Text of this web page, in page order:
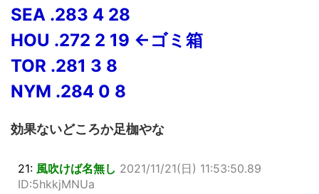
SEA .283 4 28
HOU .272 2 19 ←ゴミ箱
TOR .281 3 8
NYM .284 0 8
効果ないどころか足枷やな
21: 風吹けば名無し 2021/11/21(日) 11:53:50.89
ID:5hkkjMNUa